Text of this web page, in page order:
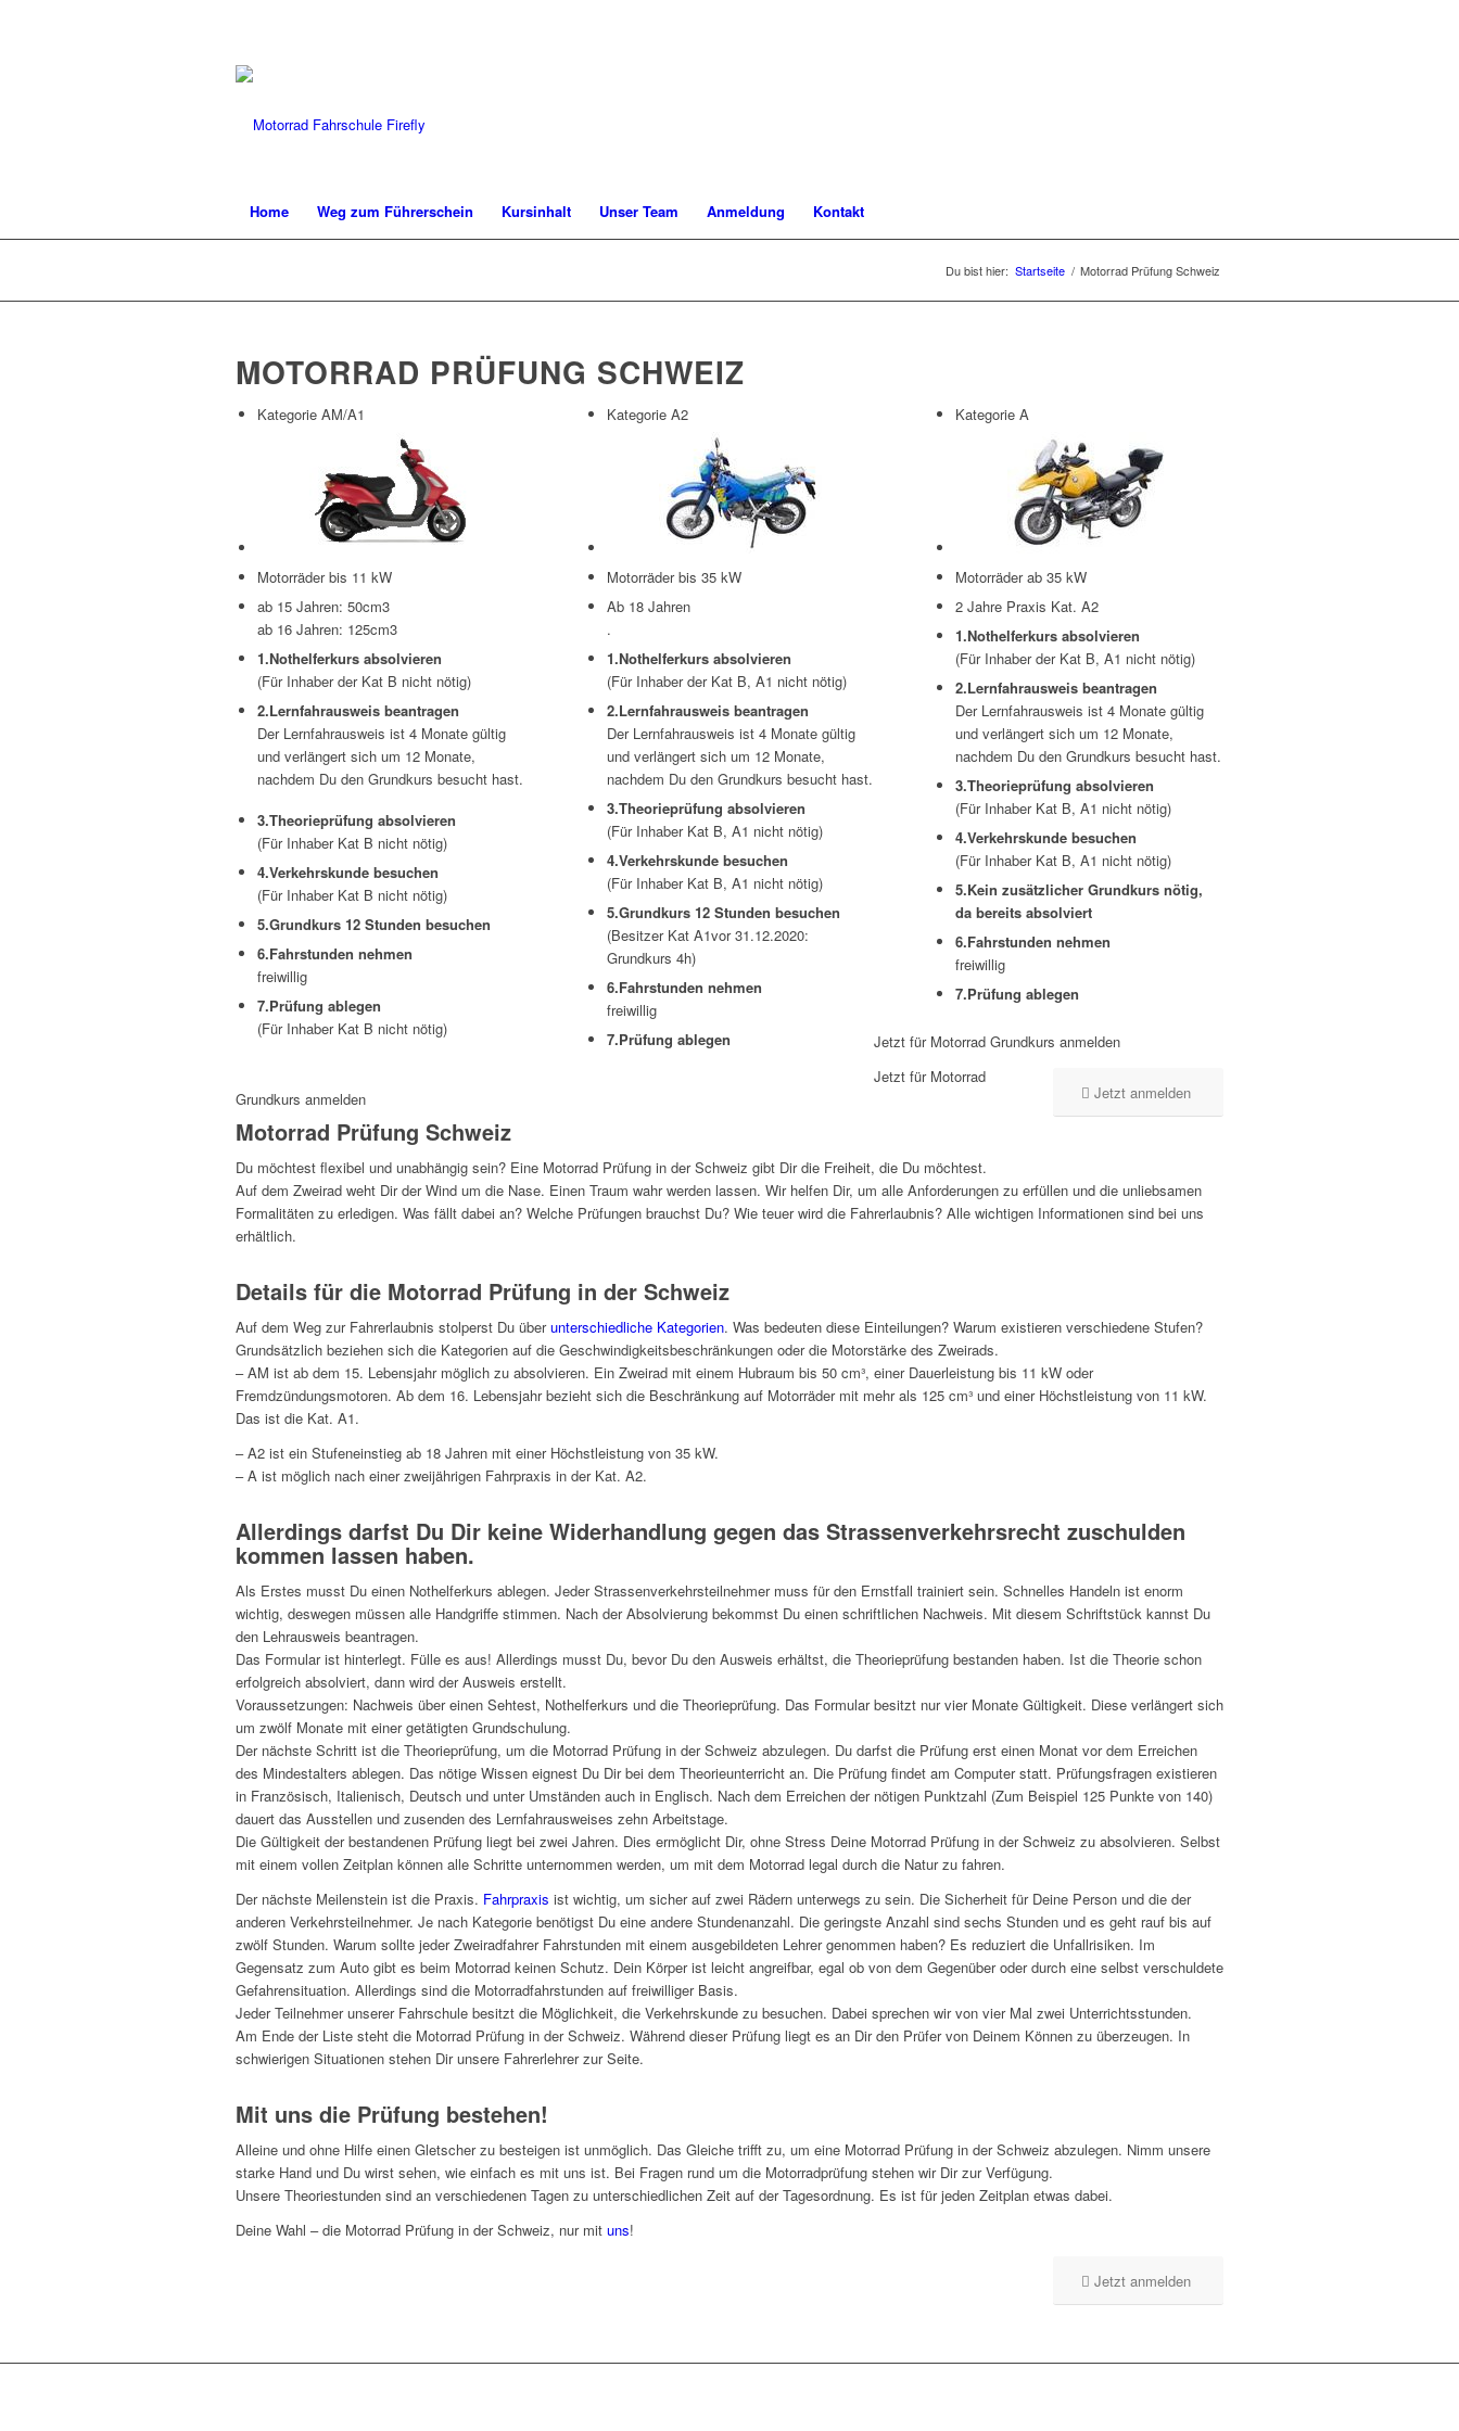
Home Weg zum Führerschein Kursinhalt Unser Team Anmeldung Kontakt
Du bist hier: Startseite / Motorrad Prüfung Schweiz
MOTORRAD PRÜFUNG SCHWEIZ
Kategorie AM/A1
Motorräder bis 11 kW
ab 15 Jahren: 50cm3
ab 16 Jahren: 125cm3
1.Nothelferkurs absolvieren
(Für Inhaber der Kat B nicht nötig)
2.Lernfahrausweis beantragen
Der Lernfahrausweis ist 4 Monate gültig
und verlängert sich um 12 Monate,
nachdem Du den Grundkurs besucht hast.
3.Theorieprüfung absolvieren
(Für Inhaber Kat B nicht nötig)
4.Verkehrskunde besuchen
(Für Inhaber Kat B nicht nötig)
5.Grundkurs 12 Stunden besuchen
6.Fahrstunden nehmen
freiwillig
7.Prüfung ablegen
(Für Inhaber Kat B nicht nötig)
Kategorie A2
Motorräder bis 35 kW
Ab 18 Jahren
.
1.Nothelferkurs absolvieren
(Für Inhaber der Kat B, A1 nicht nötig)
2.Lernfahrausweis beantragen
Der Lernfahrausweis ist 4 Monate gültig
und verlängert sich um 12 Monate,
nachdem Du den Grundkurs besucht hast.
3.Theorieprüfung absolvieren
(Für Inhaber Kat B, A1 nicht nötig)
4.Verkehrskunde besuchen
(Für Inhaber Kat B, A1 nicht nötig)
5.Grundkurs 12 Stunden besuchen
(Besitzer Kat A1vor 31.12.2020:
Grundkurs 4h)
6.Fahrstunden nehmen
freiwillig
7.Prüfung ablegen
Kategorie A
Motorräder ab 35 kW
2 Jahre Praxis Kat. A2
1.Nothelferkurs absolvieren
(Für Inhaber der Kat B, A1 nicht nötig)
2.Lernfahrausweis beantragen
Der Lernfahrausweis ist 4 Monate gültig
und verlängert sich um 12 Monate,
nachdem Du den Grundkurs besucht hast.
3.Theorieprüfung absolvieren
(Für Inhaber Kat B, A1 nicht nötig)
4.Verkehrskunde besuchen
(Für Inhaber Kat B, A1 nicht nötig)
5.Kein zusätzlicher Grundkurs nötig,
da bereits absolviert
6.Fahrstunden nehmen
freiwillig
7.Prüfung ablegen
Jetzt für Motorrad Grundkurs anmelden
Jetzt anmelden
Motorrad Prüfung Schweiz
Du möchtest flexibel und unabhängig sein? Eine Motorrad Prüfung in der Schweiz gibt Dir die Freiheit, die Du möchtest.
Auf dem Zweirad weht Dir der Wind um die Nase. Einen Traum wahr werden lassen. Wir helfen Dir, um alle Anforderungen zu erfüllen und die unliebsamen
Formalitäten zu erledigen. Was fällt dabei an? Welche Prüfungen brauchst Du? Wie teuer wird die Fahrerlaubnis? Alle wichtigen Informationen sind bei uns
erhältlich.
Details für die Motorrad Prüfung in der Schweiz
Auf dem Weg zur Fahrerlaubnis stolperst Du überunterschiedliche Kategorien. Was bedeuten diese Einteilungen? Warum existieren verschiedene Stufen?
Grundsätzlich beziehen sich die Kategorien auf die Geschwindigkeitsbeschränkungen oder die Motorstärke des Zweirads.
– AM ist ab dem 15. Lebensjahr möglich zu absolvieren. Ein Zweirad mit einem Hubraum bis 50 cm³, einer Dauerleistung bis 11 kW oder
Fremdzündungsmotoren. Ab dem 16. Lebensjahr bezieht sich die Beschränkung auf Motorräder mit mehr als 125 cm³ und einer Höchstleistung von 11 kW.
Das ist die Kat. A1.
– A2 ist ein Stufeneinstieg ab 18 Jahren mit einer Höchstleistung von 35 kW.
– A ist möglich nach einer zweijährigen Fahrpraxis in der Kat. A2.
Allerdings darfst Du Dir keine Widerhandlung gegen das Strassenverkehrsrecht zuschulden
kommen lassen haben.
Als Erstes musst Du einen Nothelferkurs ablegen. Jeder Strassenverkehrsteilnehmer muss für den Ernstfall trainiert sein. Schnelles Handeln ist enorm
wichtig, deswegen müssen alle Handgriffe stimmen. Nach der Absolvierung bekommst Du einen schriftlichen Nachweis. Mit diesem Schriftstück kannst Du
den Lehrausweis beantragen.
Das Formular ist hinterlegt. Fülle es aus! Allerdings musst Du, bevor Du den Ausweis erhältst, die Theorieprüfung bestanden haben. Ist die Theorie schon
erfolgreich absolviert, dann wird der Ausweis erstellt.
Voraussetzungen: Nachweis über einen Sehtest, Nothelferkurs und die Theorieprüfung. Das Formular besitzt nur vier Monate Gültigkeit. Diese verlängert sich
um zwölf Monate mit einer getätigten Grundschulung.
Der nächste Schritt ist die Theorieprüfung, um die Motorrad Prüfung in der Schweiz abzulegen. Du darfst die Prüfung erst einen Monat vor dem Erreichen
des Mindestalters ablegen. Das nötige Wissen eignest Du Dir bei dem Theorieunterricht an. Die Prüfung findet am Computer statt. Prüfungsfragen existieren
in Französisch, Italienisch, Deutsch und unter Umständen auch in Englisch. Nach dem Erreichen der nötigen Punktzahl (Zum Beispiel 125 Punkte von 140)
dauert das Ausstellen und zusenden des Lernfahrausweises zehn Arbeitstage.
Die Gültigkeit der bestandenen Prüfung liegt bei zwei Jahren. Dies ermöglicht Dir, ohne Stress Deine Motorrad Prüfung in der Schweiz zu absolvieren. Selbst
mit einem vollen Zeitplan können alle Schritte unternommen werden, um mit dem Motorrad legal durch die Natur zu fahren.
Der nächste Meilenstein ist die Praxis. Fahrpraxis ist wichtig, um sicher auf zwei Rädern unterwegs zu sein. Die Sicherheit für Deine Person und die der
anderen Verkehrsteilnehmer. Je nach Kategorie benötigst Du eine andere Stundenanzahl. Die geringste Anzahl sind sechs Stunden und es geht rauf bis auf
zwölf Stunden. Warum sollte jeder Zweiradfahrer Fahrstunden mit einem ausgebildeten Lehrer genommen haben? Es reduziert die Unfallrisiken. Im
Gegensatz zum Auto gibt es beim Motorrad keinen Schutz. Dein Körper ist leicht angreifbar, egal ob von dem Gegenüber oder durch eine selbst verschuldete
Gefahrensituation. Allerdings sind die Motorradfahrstunden auf freiwilliger Basis.
Jeder Teilnehmer unserer Fahrschule besitzt die Möglichkeit, die Verkehrskunde zu besuchen. Dabei sprechen wir von vier Mal zwei Unterrichtsstunden.
Am Ende der Liste steht die Motorrad Prüfung in der Schweiz. Während dieser Prüfung liegt es an Dir den Prüfer von Deinem Können zu überzeugen. In
schwierigen Situationen stehen Dir unsere Fahrerlehrer zur Seite.
Mit uns die Prüfung bestehen!
Alleine und ohne Hilfe einen Gletscher zu besteigen ist unmöglich. Das Gleiche trifft zu, um eine Motorrad Prüfung in der Schweiz abzulegen. Nimm unsere
starke Hand und Du wirst sehen, wie einfach es mit uns ist. Bei Fragen rund um die Motorradprüfung stehen wir Dir zur Verfügung.
Unsere Theoriestunden sind an verschiedenen Tagen zu unterschiedlichen Zeit auf der Tagesordnung. Es ist für jeden Zeitplan etwas dabei.
Deine Wahl – die Motorrad Prüfung in der Schweiz, nur mit uns!
Jetzt für Motorrad
Grundkurs anmelden
Jetzt anmelden